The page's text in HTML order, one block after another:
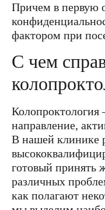
Причем в первую
фактором при
С чем
Колопроктология
направление,
В нашей клинике
готовый принять
различных
как полагают